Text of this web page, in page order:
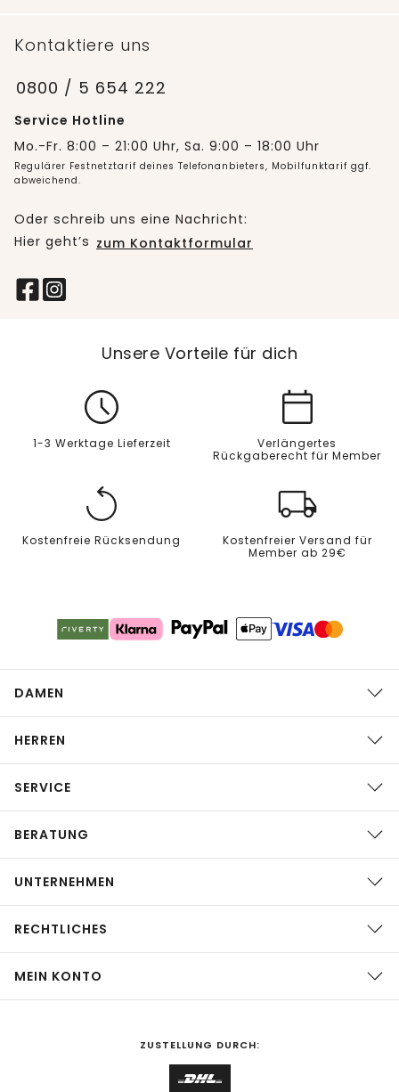
Kontaktiere uns
0800 / 5 654 222
Service Hotline
Mo.-Fr. 8:00 – 21:00 Uhr, Sa. 9:00 – 18:00 Uhr
Regulärer Festnetztarif deines Telefonanbieters, Mobilfunktarif ggf.
abweichend.
Oder schreib uns eine Nachricht:
Hier geht’s zum Kontaktformular
Unsere Vorteile für dich
1-3 Werktage Lieferzeit
Verlängertes
Rückgaberecht für Member
Kostenfreie Rücksendung
Kostenfreier Versand für
Member ab 29€
DAMEN
HERREN
SERVICE
BERATUNG
UNTERNEHMEN
RECHTLICHES
MEIN KONTO
ZUSTELLUNG DURCH: